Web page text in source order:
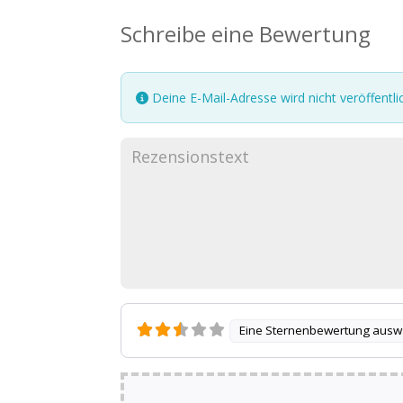
Schreibe eine Bewertung
Deine E-Mail-Adresse wird nicht
Eine Sternenbewertung